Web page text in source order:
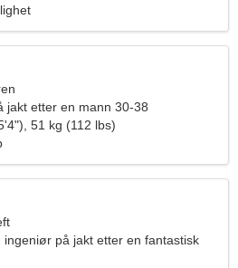
jakt etter en mann 30-38
51 kg (112 lbs)
ingeniør på jakt etter en fantastisk